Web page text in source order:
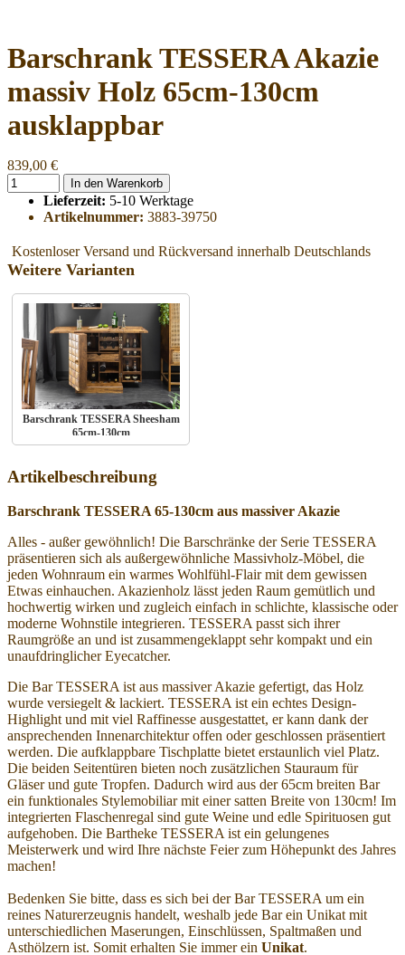
Barschrank TESSERA Akazie
massiv Holz 65cm-130cm
ausklappbar
839,00 €
In den Warenkorb
Lieferzeit: 5-10 Werktage
Artikelnummer: 3883-39750
Kostenloser Versand und Rückversand innerhalb Deutschlands
Weitere Varianten
Barschrank TESSERA Sheesham
65cm-130cm
Artikelbeschreibung
Barschrank TESSERA 65-130cm aus massiver Akazie
Alles - außer gewöhnlich! Die Barschränke der Serie TESSERA
präsentieren sich als außergewöhnliche Massivholz-Möbel, die
jeden Wohnraum ein warmes Wohlfühl-Flair mit dem gewissen
Etwas einhauchen. Akazienholz lässt jeden Raum gemütlich und
hochwertig wirken und zugleich einfach in schlichte, klassische oder
moderne Wohnstile integrieren. TESSERA passt sich ihrer
Raumgröße an und ist zusammengeklappt sehr kompakt und ein
unaufdringlicher Eyecatcher.
Die Bar TESSERA ist aus massiver Akazie gefertigt, das Holz
wurde versiegelt & lackiert. TESSERA ist ein echtes Design-
Highlight und mit viel Raffinesse ausgestattet, er kann dank der
ansprechenden Innenarchitektur offen oder geschlossen präsentiert
werden. Die aufklappbare Tischplatte bietet erstaunlich viel Platz.
Die beiden Seitentüren bieten noch zusätzlichen Stauraum für
Gläser und gute Tropfen. Dadurch wird aus der 65cm breiten Bar
ein funktionales Stylemobiliar mit einer satten Breite von 130cm! Im
integrierten Flaschenregal sind gute Weine und edle Spirituosen gut
aufgehoben. Die Bartheke TESSERA ist ein gelungenes
Meisterwerk und wird Ihre nächste Feier zum Höhepunkt des Jahres
machen!
Bedenken Sie bitte, dass es sich bei der Bar TESSERA um ein
reines Naturerzeugnis handelt, weshalb jede Bar ein Unikat mit
unterschiedlichen Maserungen, Einschlüssen, Spaltmaßen und
Asthölzern ist. Somit erhalten Sie immer ein Unikat.